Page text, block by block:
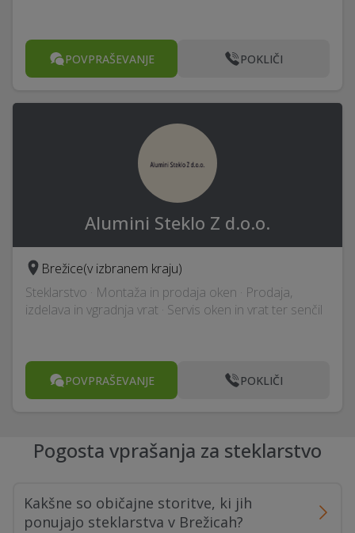
POVPRAŠEVANJE POKLIČI
Alumini Steklo Z d.o.o.
Brežice(v izbranem kraju)
Steklarstvo · Montaža in prodaja oken · Prodaja,
izdelava in vgradnja vrat · Servis oken in vrat ter senčil
POVPRAŠEVANJE POKLIČI
Pogosta vprašanja za steklarstvo
Kakšne so običajne storitve, ki jih
ponujajo steklarstva v Brežicah?